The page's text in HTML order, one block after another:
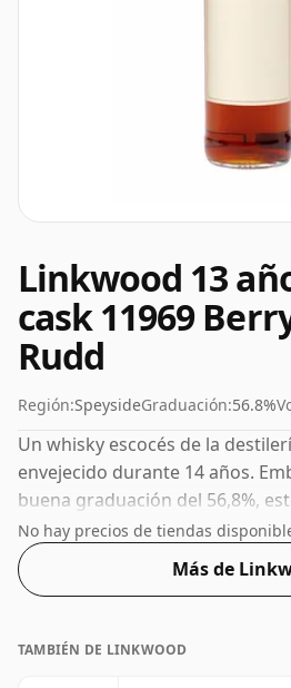
Linkwood 13
cask 11969
Rudd
Región:SpeysideGraduación:56.8%
Un whisky escocés de la
envejecido durante 14 años.
buena graduación del 56,8%,
en una botella de 70 cl.
No hay precios de tiendas
Más de
TAMBIÉN DE LINKWOOD